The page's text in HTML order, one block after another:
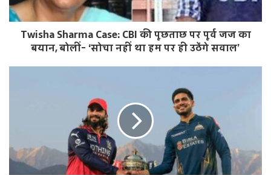
Twisha Sharma Case: CBI की पूछताछ पर पूर्व जज का
बयान, बोलीं- ‘सोचा नहीं था हम पर ही उठेंगे सवाल’